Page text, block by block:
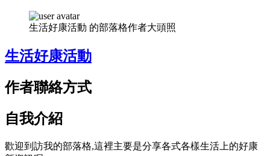
生活好康活動 的部落格作者大頭照
生活好康活動
作者聯絡方式
自我介紹
歡迎到訪我的部落格,這裡主要是分享各式各樣生活上的好康